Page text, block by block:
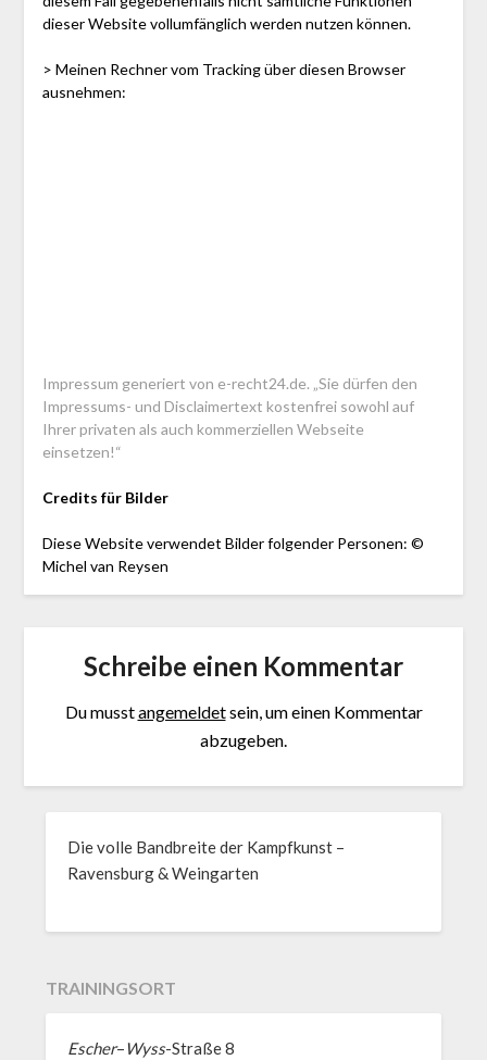
dieser Website vollumfänglich werden nutzen können.
> Meinen Rechner vom Tracking über diesen Browser
ausnehmen:
Impressum generiert von e-recht24.de. „Sie dürfen den
Impressums- und Disclaimertext kostenfrei sowohl auf
Ihrer privaten als auch kommerziellen Webseite
einsetzen!“
Credits für Bilder
Diese Website verwendet Bilder folgender Personen: ©
Michel van Reysen
Schreibe einen Kommentar
Du musstangemeldetsein, um einen Kommentar
abzugeben.
Die volle Bandbreite der Kampfkunst –
Ravensburg & Weingarten
TRAININGSORT
Escher–Wyss-Straße 8